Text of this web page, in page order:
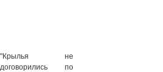
"Крылья не
договорились по